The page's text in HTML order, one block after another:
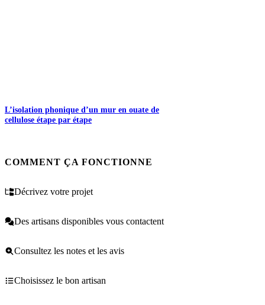
L’isolation phonique d’un mur en ouate de
cellulose étape par étape
COMMENT ÇA FONCTIONNE
Décrivez votre projet
Des artisans disponibles vous contactent
Consultez les notes et les avis
Choisissez le bon artisan